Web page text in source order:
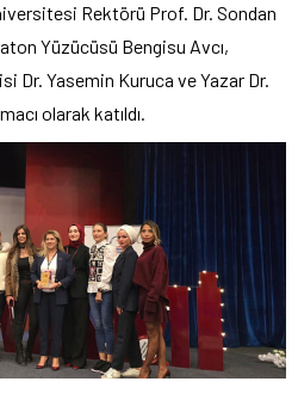
Rektörü Prof. Dr. Sondan
Yüzücüsü Bengisu Avcı,
Dr. Yasemin Kuruca ve Yazar Dr.
olarak katıldı.